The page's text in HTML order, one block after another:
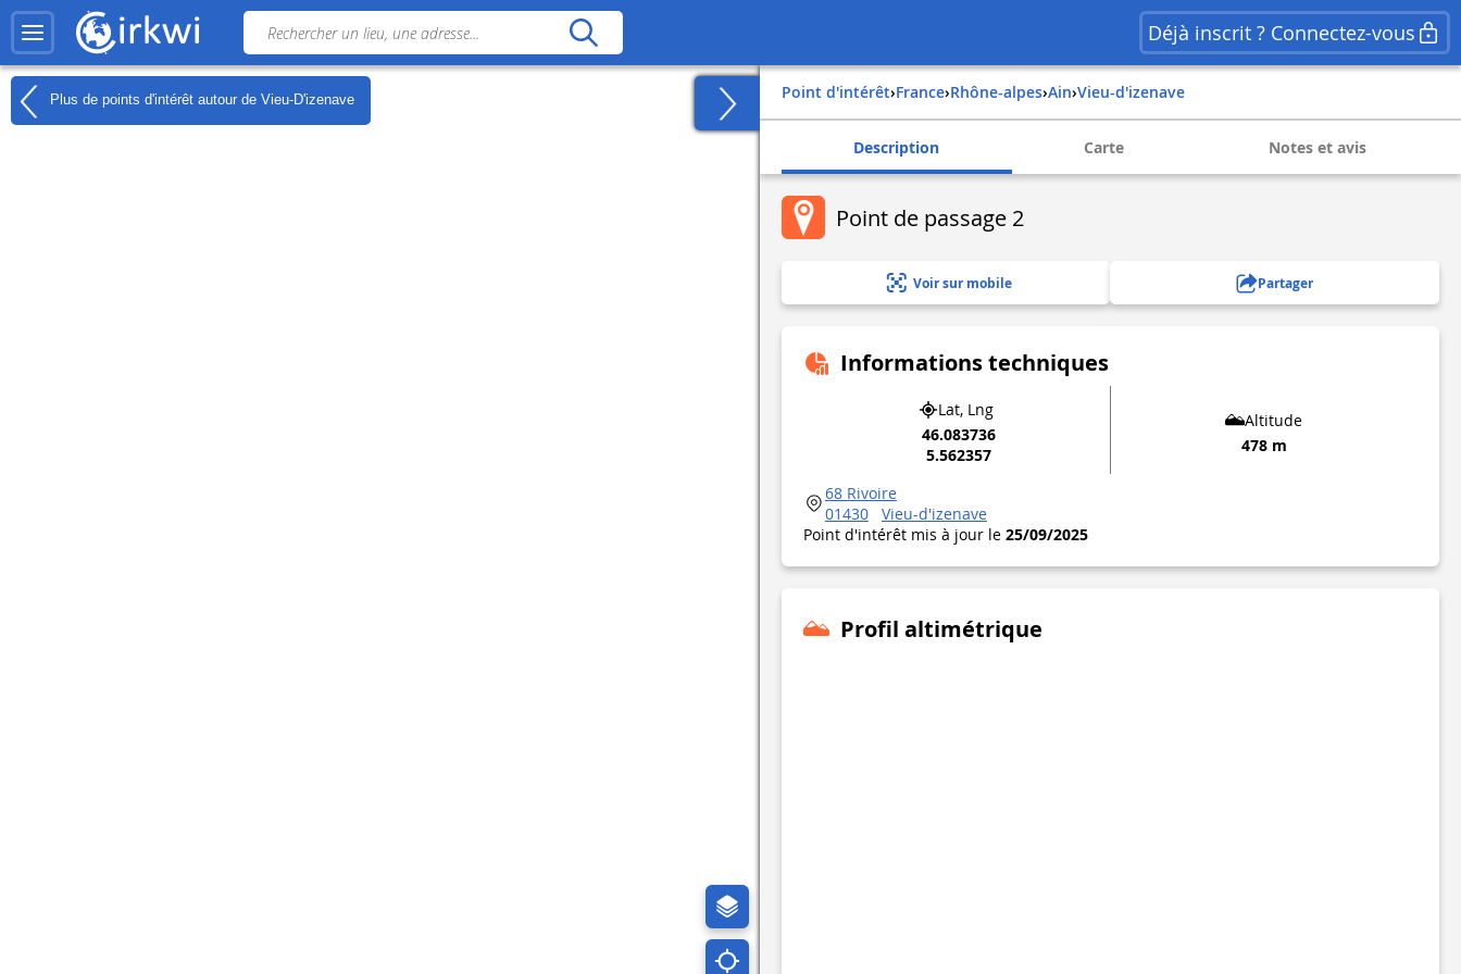
Déjà inscrit ? Connectez-vous
Plus de points d'intérêt autour de Vieu-D'izenave Point d'intérêt› france› rhône-alpes› ain› vieu-d'izenave
Description Carte Notes et avis
Point de passage 2
Voir sur mobile Partager
Informations techniques
Lat, Lng
46.083736
5.562357
Altitude
478 m
68 Rivoire
01430
Vieu-d'izenave
Point d'intérêt mis à jour le 25/09/2025
Profil altimétrique